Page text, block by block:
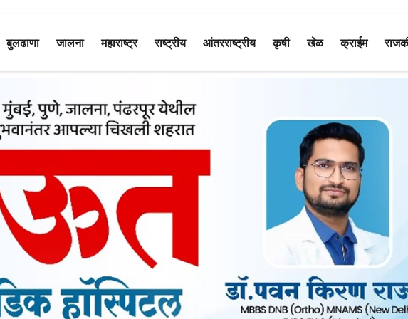
बुलढाणा जालना महाराष्ट्र राष्ट्रीय आंतरराष्ट्रीय कृषी खेळ क्राईम